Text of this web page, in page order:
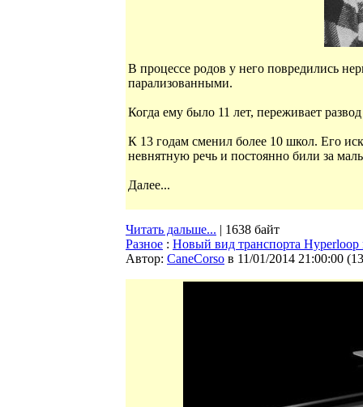
В процессе родов у него повредились
парализованными.
Когда ему было 11 лет, переживает
К 13 годам сменил более 10 школ. Его
невнятную речь и постоянно били за
Далее...
Читать дальше... | 1638 байт
Разное : Новый вид транспорта
Автор: CaneCorso в 11/01/2014 21:00:00 (